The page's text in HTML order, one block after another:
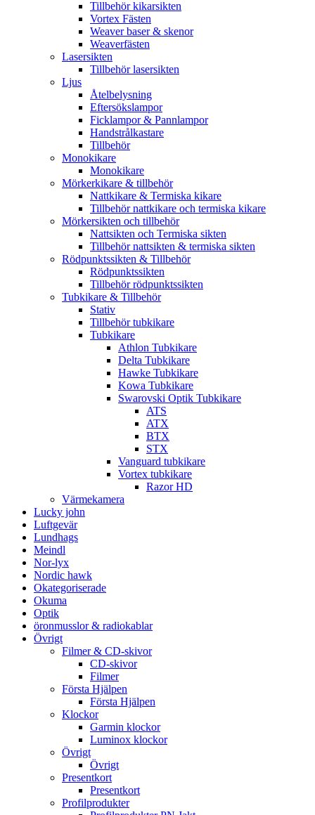
Tillbehör kikarsikten
Vortex Fästen
Weaver baser & skenor
Weaverfästen
Lasersikten
Tillbehör lasersikten
Ljus
Åtelbelysning
Eftersökslampor
Ficklampor & Pannlampor
Handstrålkastare
Tillbehör
Monokikare
Monokikare
Mörkerkikare & tillbehör
Nattkikare & Termiska kikare
Tillbehör nattkikare och termiska kikare
Mörkersikten och tillbehör
Nattsikten och Termiska sikten
Tillbehör nattsikten & termiska sikten
Rödpunktssikten & Tillbehör
Rödpunktssikten
Tillbehör rödpunktssikten
Tubkikare & Tillbehör
Stativ
Tillbehör tubkikare
Tubkikare
Athlon Tubkikare
Delta Tubkikare
Hawke Tubkikare
Kowa Tubkikare
Swarovski Optik Tubkikare
ATS
ATX
BTX
STX
Vanguard tubkikare
Vortex tubkikare
Razor HD
Värmekamera
Lucky john
Luftgevär
Lundhags
Meindl
Nor-lyx
Nordic hawk
Okategoriserade
Okuma
Optik
öronmusslor & radiokablar
Övrigt
Filmer & CD-skivor
CD-skivor
Filmer
Första Hjälpen
Första Hjälpen
Klockor
Garmin klockor
Luminox klockor
Övrigt
Övrigt
Presentkort
Presentkort
Profilprodukter